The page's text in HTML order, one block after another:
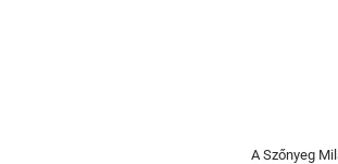
A Szőnyeg